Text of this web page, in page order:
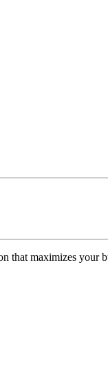
that maximizes your